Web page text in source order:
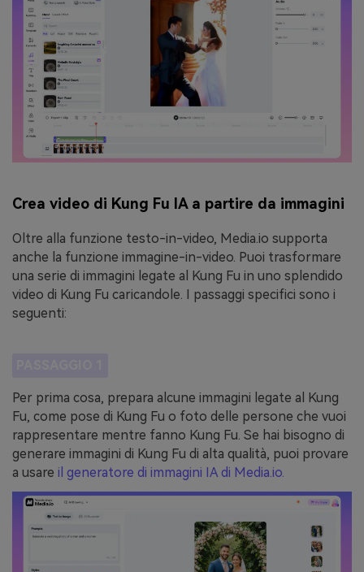
Crea video di Kung Fu IA a partire da immagini
Oltre alla funzione testo-in-video, Media.io supporta
anche la funzione immagine-in-video. Puoi trasformare
una serie di immagini legate al Kung Fu in uno splendido
video di Kung Fu caricandole. I passaggi specifici sono i
seguenti:
Per prima cosa, prepara alcune immagini legate al Kung
Fu, come pose di Kung Fu o foto delle persone che vuoi
rappresentare mentre fanno Kung Fu. Se hai bisogno di
generare immagini di Kung Fu di alta qualità, puoi provare
a usare il generatore di immagini IA di Media.io.